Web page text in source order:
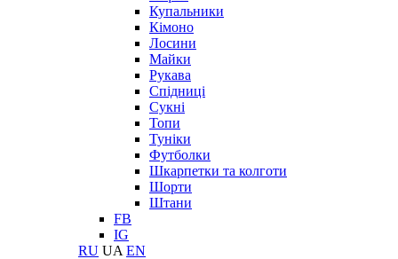
Купальники
Кімоно
Лосини
Майки
Рукава
Спідниці
Сукні
Топи
Туніки
Футболки
Шкарпетки та колготи
Шорти
Штани
FB
IG
RU UA EN